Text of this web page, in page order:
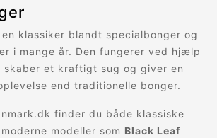
klassiker blandt specialbonger og
i mange år. Den fungerer ved hjælp
skaber et kraftigt sug og giver en
end traditionelle bonger.
finder du både klassiske
modeller som Black Leaf